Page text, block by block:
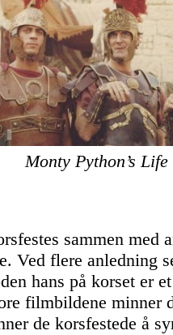
Monty Python’s
sammen med
Ved flere anledning
hans på korset er
filmbildene minner
de korsfestede å